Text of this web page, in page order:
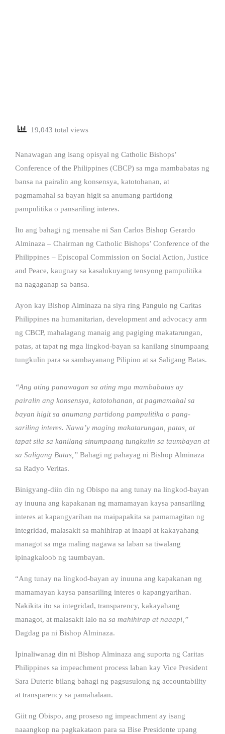
19,043 total views
Nanawagan ang isang opisyal ng Catholic Bishops’
Conference of the Philippines (CBCP) sa mga mambabatas ng
bansa na pairalin ang konsensya, katotohanan, at
pagmamahal sa bayan higit sa anumang partidong
pampulitika o pansariling interes.
Ito ang bahagi ng mensahe ni San Carlos Bishop Gerardo
Alminaza – Chairman ng Catholic Bishops’ Conference of the
Philippines – Episcopal Commission on Social Action, Justice
and Peace, kaugnay sa kasalukuyang tensyong pampulitika
na nagaganap sa bansa.
Ayon kay Bishop Alminaza na siya ring Pangulo ng Caritas
Philippines na humanitarian, development and advocacy arm
ng CBCP, mahalagang manaig ang pagiging makatarungan,
patas, at tapat ng mga lingkod-bayan sa kanilang sinumpaang
tungkulin para sa sambayanang Pilipino at sa Saligang Batas.
“Ang ating panawagan sa ating mga mambabatas ay
pairalin ang konsensya, katotohanan, at pagmamahal sa
bayan higit sa anumang partidong pampulitika o pang-
sariling interes. Nawa’y maging makatarungan, patas, at
tapat sila sa kanilang sinumpaang tungkulin sa taumbayan at
sa Saligang Batas,” Bahagi ng pahayag ni Bishop Alminaza
sa Radyo Veritas.
Binigyang-diin din ng Obispo na ang tunay na lingkod-bayan
ay inuuna ang kapakanan ng mamamayan kaysa pansariling
interes at kapangyarihan na maipapakita sa pamamagitan ng
integridad, malasakit sa mahihirap at inaapi at kakayahang
managot sa mga maling nagawa sa laban sa tiwalang
ipinagkaloob ng taumbayan.
“Ang tunay na lingkod-bayan ay inuuna ang kapakanan ng
mamamayan kaysa pansariling interes o kapangyarihan.
Nakikita ito sa integridad, transparency, kakayahang
managot, at malasakit lalo na sa mahihirap at naaapi,”
Dagdag pa ni Bishop Alminaza.
Ipinaliwanag din ni Bishop Alminaza ang suporta ng Caritas
Philippines sa impeachment process laban kay Vice President
Sara Duterte bilang bahagi ng pagsusulong ng accountability
at transparency sa pamahalaan.
Giit ng Obispo, ang proseso ng impeachment ay isang
naaangkop na pagkakataon para sa Bise Presidente upang